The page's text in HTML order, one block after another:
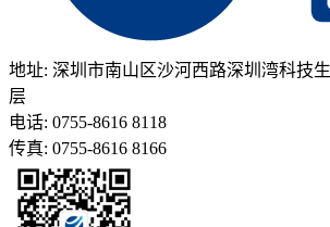
地址: 深圳市南山区沙河西路深圳湾科技
层
电话: 0755-8616 8118
传真: 0755-8616 8166